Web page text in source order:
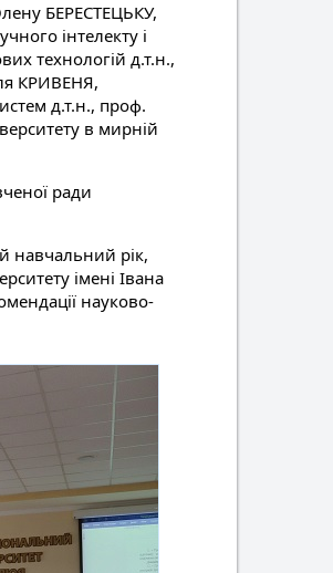
БЕРЕСТЕЦЬКУ,
інтелекту і
технологій д.т.н.,
КРИВЕНЯ,
д.т.н., проф.
в мирній
ради
навчальний рік,
імені Івана
науково-